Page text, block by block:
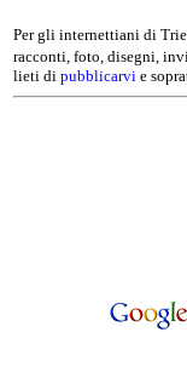
Per gli internettiani di
racconti, foto, disegni,
lieti di pubblicarvi e